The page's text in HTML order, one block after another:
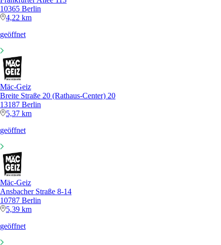
10365 Berlin
4,22 km
geöffnet
Mäc-Geiz
Breite Straße 20 (Rathaus-Center) 20
13187 Berlin
5,37 km
geöffnet
Mäc-Geiz
Ansbacher Straße 8-14
10787 Berlin
5,39 km
geöffnet